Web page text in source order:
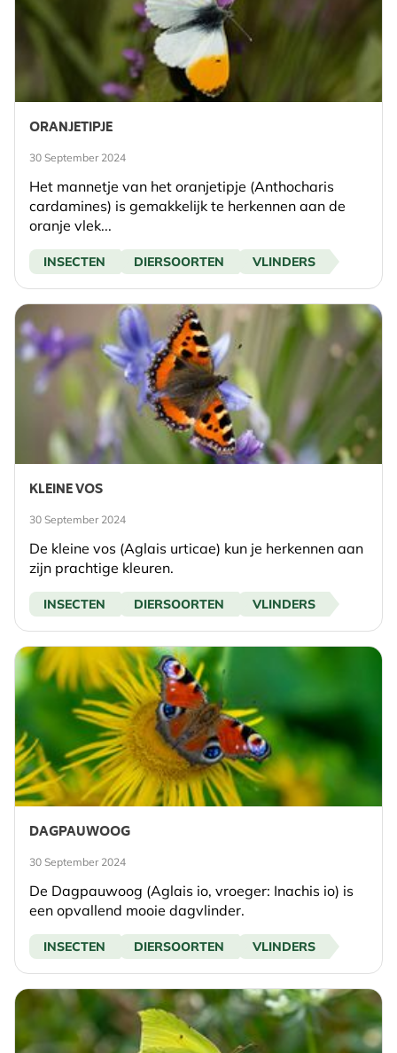
ORANJETIPJE
30 September 2024
Het mannetje van het oranjetipje (Anthocharis
cardamines) is gemakkelijk te herkennen aan de
oranje vlek...
INSECTEN DIERSOORTEN VLINDERS
KLEINE VOS
30 September 2024
De kleine vos (Aglais urticae) kun je herkennen aan
zijn prachtige kleuren.
INSECTEN DIERSOORTEN VLINDERS
DAGPAUWOOG
30 September 2024
De Dagpauwoog (Aglais io, vroeger: Inachis io) is
een opvallend mooie dagvlinder.
INSECTEN DIERSOORTEN VLINDERS